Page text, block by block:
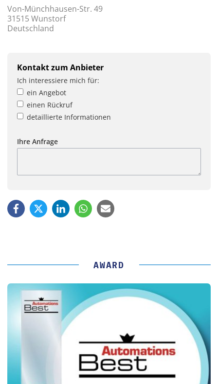
Von-Münchhausen-Str. 49
31515 Wunstorf
Deutschland
Kontakt zum Anbieter
Ich interessiere mich für:
ein Angebot
einen Rückruf
detaillierte Informationen
Ihre Anfrage
AWARD